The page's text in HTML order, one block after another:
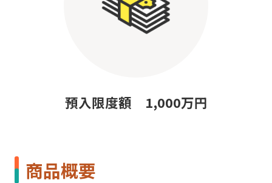
預入限度額 1,000万円
商品概要